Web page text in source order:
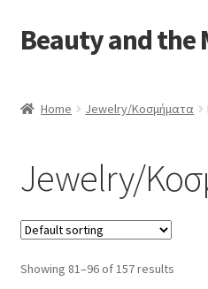
Skip
to
Skip
to
Beauty and the
Checkout
My account
Privacy Policy
Home Jewelry/Κοσμήματα
Jewelry/
Showing 81–96 of 157 results